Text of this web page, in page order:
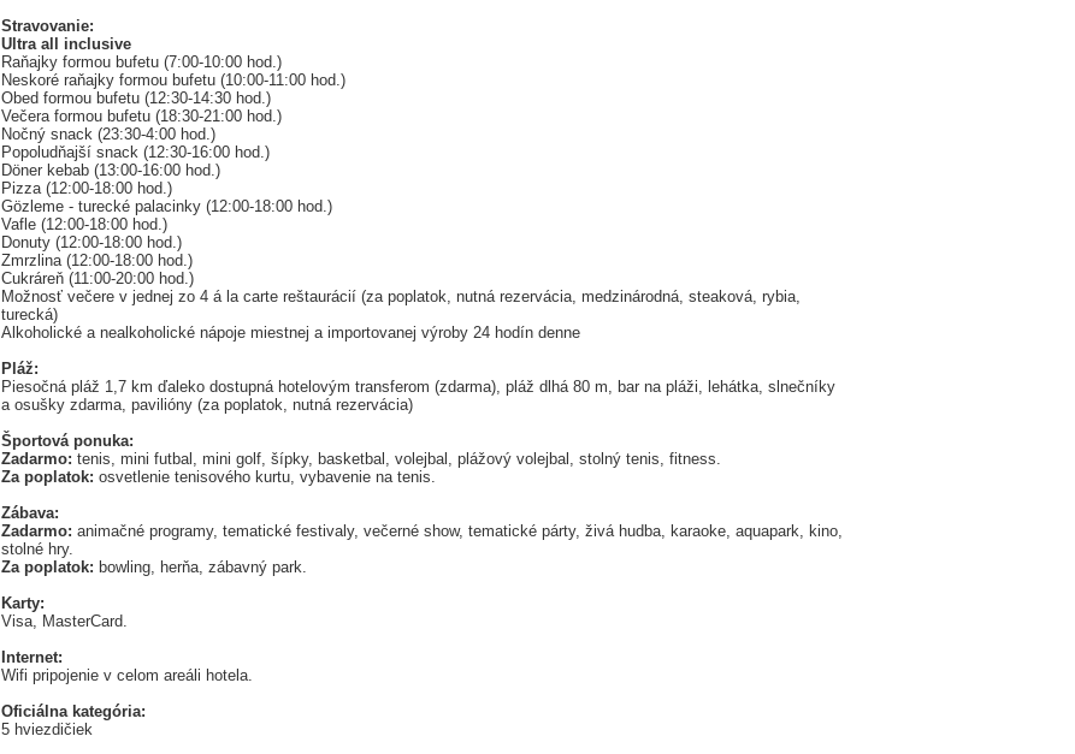
Stravovanie:
Ultra all inclusive
Raňajky formou bufetu (7:00-10:00 hod.)
Neskoré raňajky formou bufetu (10:00-11:00 hod.)
Obed formou bufetu (12:30-14:30 hod.)
Večera formou bufetu (18:30-21:00 hod.)
Nočný snack (23:30-4:00 hod.)
Popoludňajší snack (12:30-16:00 hod.)
Döner kebab (13:00-16:00 hod.)
Pizza (12:00-18:00 hod.)
Gözleme - turecké palacinky (12:00-18:00 hod.)
Vafle (12:00-18:00 hod.)
Donuty (12:00-18:00 hod.)
Zmrzlina (12:00-18:00 hod.)
Cukráreň (11:00-20:00 hod.)
Možnosť večere v jednej zo 4 á la carte reštaurácií (za poplatok, nutná rezervácia, medzinárodná, steaková, rybia,
turecká)
Alkoholické a nealkoholické nápoje miestnej a importovanej výroby 24 hodín denne
Pláž:
Piesočná pláž 1,7 km ďaleko dostupná hotelovým transferom (zdarma), pláž dlhá 80 m, bar na pláži, lehátka, slnečníky
a osušky zdarma, pavilióny (za poplatok, nutná rezervácia)
Športová ponuka:
Zadarmo: tenis, mini futbal, mini golf, šípky, basketbal, volejbal, plážový volejbal, stolný tenis, fitness.
Za poplatok: osvetlenie tenisového kurtu, vybavenie na tenis.
Zábava:
Zadarmo: animačné programy, tematické festivaly, večerné show, tematické párty, živá hudba, karaoke, aquapark, kino,
stolné hry.
Za poplatok: bowling, herňa, zábavný park.
Karty:
Visa, MasterCard.
Internet:
Wifi pripojenie v celom areáli hotela.
Oficiálna kategória:
5 hviezdičiek